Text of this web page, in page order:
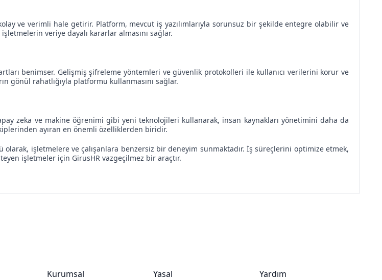
ve verimli hale getirir. Platform, mevcut iş yazılımlarıyla sorunsuz bir şekilde entegre olabilir ve
veriye dayalı kararlar almasını sağlar.
benimser. Gelişmiş şifreleme yöntemleri ve güvenlik protokolleri ile kullanıcı verilerini korur ve
gönül rahatlığıyla platformu kullanmasını sağlar.
zeka ve makine öğrenimi gibi yeni teknolojileri kullanarak, insan kaynakları yönetimini daha da
ayıran en önemli özelliklerden biridir.
işletmelere ve çalışanlara benzersiz bir deneyim sunmaktadır. İş süreçlerini optimize etmek,
işletmeler için GirusHR vazgeçilmez bir araçtır.
Kurumsal Yasal Yardım